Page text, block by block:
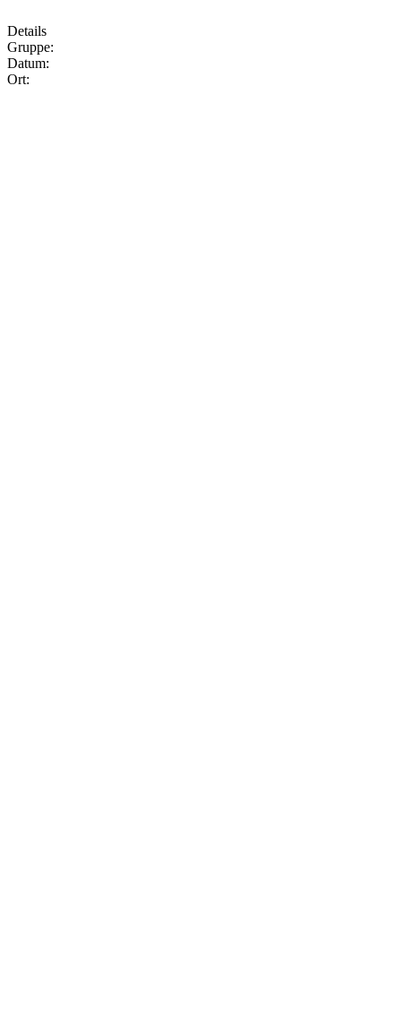
Details
Gruppe:
Datum:
Ort: